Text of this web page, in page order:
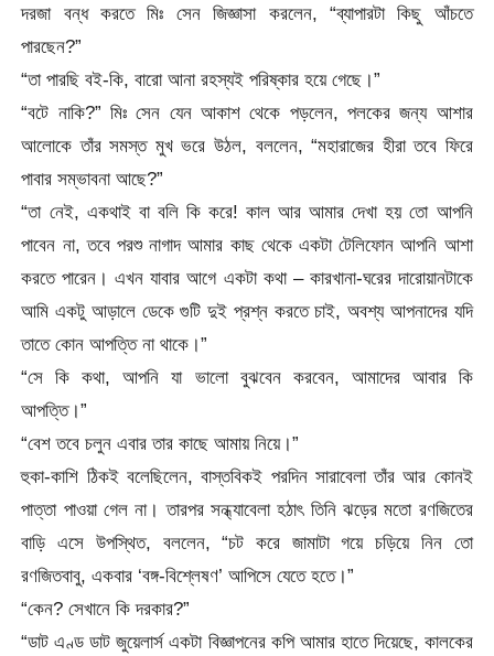
দরজা বন্ধ করতে মিঃ সেন জিজ্ঞাসা করলেন, “ব্যাপারটা কিছু আঁচতে
পারছেন?”
“তা পারছি বই-কি, বারো আনা রহস্যই পরিষ্কার হয়ে গেছে।”
“বটে নাকি?” মিঃ সেন যেন আকাশ থেকে পড়লেন, পলকের জন্য আশার
আলোকে তাঁর সমস্ত মুখ ভরে উঠল, বললেন, “মহারাজের হীরা তবে ফিরে
পাবার সম্ভাবনা আছে?”
“তা নেই, একথাই বা বলি কি করে! কাল আর আমার দেখা হয় তো আপনি
পাবেন না, তবে পরশু নাগাদ আমার কাছ থেকে একটা টেলিফোন আপনি আশা
করতে পারেন। এখন যাবার আগে একটা কথা – কারখানা-ঘরের দারোয়ানটাকে
আমি একটু আড়ালে ডেকে গুটি দুই প্রশ্ন করতে চাই, অবশ্য আপনাদের যদি
তাতে কোন আপত্তি না থাকে।”
“সে কি কথা, আপনি যা ভালো বুঝবেন করবেন, আমাদের আবার কি
আপত্তি।”
“বেশ তবে চলুন এবার তার কাছে আমায় নিয়ে।”
হুকা-কাশি ঠিকই বলেছিলেন, বাস্তবিকই পরদিন সারাবেলা তাঁর আর কোনই
পাত্তা পাওয়া গেল না। তারপর সন্ধ্যাবেলা হঠাৎ তিনি ঝড়ের মতো রণজিতের
বাড়ি এসে উপস্থিত, বললেন, “চট করে জামাটা গয়ে চড়িয়ে নিন তো
রণজিতবাবু, একবার ‘বঙ্গ-বিশ্লেষণ’ আপিসে যেতে হতে।”
“কেন? সেখানে কি দরকার?”
“ডাট এণ্ড ডাট জুয়েলার্স একটা বিজ্ঞাপনের কপি আমার হাতে দিয়েছে, কালকের